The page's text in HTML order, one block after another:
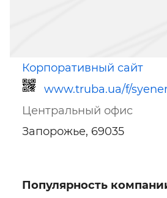
Корпоративный сайт
www.truba.ua/f/
Ссылка для мобильных устройств
Центральный офис
Запорожье, 69035
Популярность